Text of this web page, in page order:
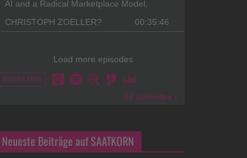
Neueste Beiträge auf SAATKORN